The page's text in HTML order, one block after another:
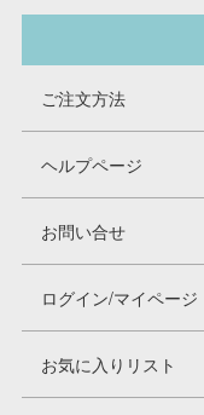
ご注文方法
ヘルプページ
お問い合せ
ログイン/マイページ
お気に入りリスト